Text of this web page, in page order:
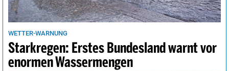
WETTER-WARNUNG
Starkregen: Erstes Bundesland warnt vor
enormen Wassermengen